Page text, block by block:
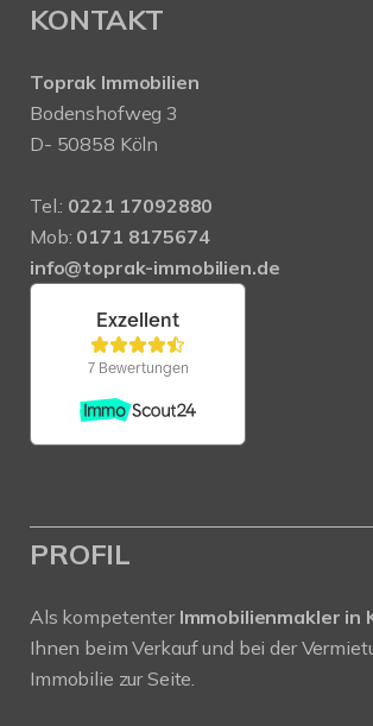
KONTAKT
Toprak Immobilien
Bodenshofweg 3
D- 50858 Köln
Tel.: 0221 17092880
Mob: 0171 8175674
info@toprak-immobilien.de
PROFIL
Als kompetenter Immobilienmakler in
Ihnen beim Verkauf und bei der
Immobilie zur Seite.